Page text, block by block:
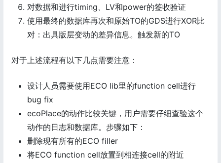
对数据和进行timing、LV和power的签收验证
使用最终的数据库再次和原始TO的GDS进行XOR比
对：出具版层变动的差异信息。触发新的TO
对于上述流程有以下几点需要注意：
设计人员需要使用ECO lib里的function cell进行
bug fix
ecoPlace的动作比较关键，用户需要仔细查验这个
动作的日志和数据库。步骤如下：
删除现有所有的ECO filler
将ECO function cell放置到相连接cell的附近